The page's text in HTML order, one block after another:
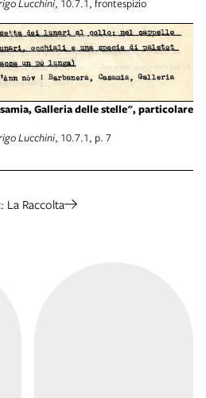
Lucchini, 10.7.1, frontespizio
Galleria delle stelle", particolare
Lucchini, 10.7.1, p. 7
La Raccolta